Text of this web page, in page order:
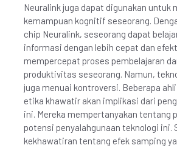
Neuralink juga dapat digunakan untuk
kemampuan kognitif seseorang.
chip Neuralink, seseorang dapat
informasi dengan lebih cepat dan
mempercepat proses pembelajaran
produktivitas seseorang. Namun,
juga menuai kontroversi. Beberapa
etika khawatir akan implikasi dari
ini. Mereka mempertanyakan tentang
potensi penyalahgunaan teknologi ini.
kekhawatiran tentang efek samping